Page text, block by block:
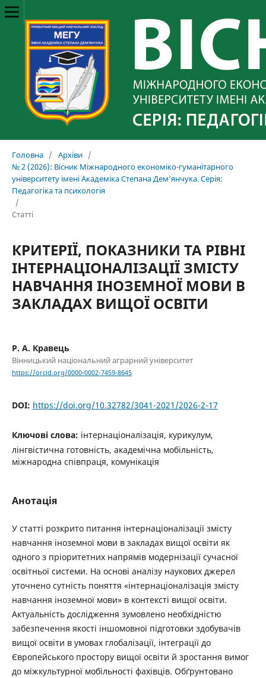
Головна / Архіви /
№ 2 (2026): Вісник Міжнародного економіко-гуманітарного
університету імені Академіка Степана Дем'янчука. Серія:
Педагогіка та психологія
/
Статті
КРИТЕРІЇ, ПОКАЗНИКИ ТА РІВНІ
ІНТЕРНАЦІОНАЛІЗАЦІЇ ЗМІСТУ
НАВЧАННЯ ІНОЗЕМНОЇ МОВИ В
ЗАКЛАДАХ ВИЩОЇ ОСВІТИ
Р. А. Кравець
Вінницький національний аграрний університет
https://orcid.org/0000-0002-7459-8645
DOI: https://doi.org/10.32782/3041-2021/2026-2-17
Ключові слова: інтернаціоналізація, курикулум,
лінгвістична готовність, академічна мобільність,
міжнародна співпраця, комунікація
Анотація
У статті розкрито питання інтернаціоналізації змісту
навчання іноземної мови в закладах вищої освіти як
одного з пріоритетних напрямів модернізації сучасної
освітньої системи. На основі аналізу наукових джерел
уточнено сутність поняття «інтернаціоналізація змісту
навчання іноземної мови» в контексті вищої освіти.
Актуальність дослідження зумовлено необхідністю
забезпечення якості іншомовної підготовки здобувачів
вищої освіти в умовах глобалізації, інтеграції до
Європейського простору вищої освіти й зростання вимог
до міжкультурної мобільності фахівців. Обґрунтовано